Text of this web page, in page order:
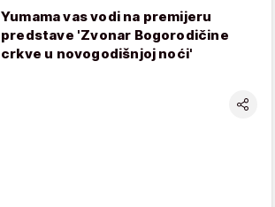
Yumama vas vodi na premijeru
predstave 'Zvonar Bogorodičine
crkve u novogodišnjoj noći'